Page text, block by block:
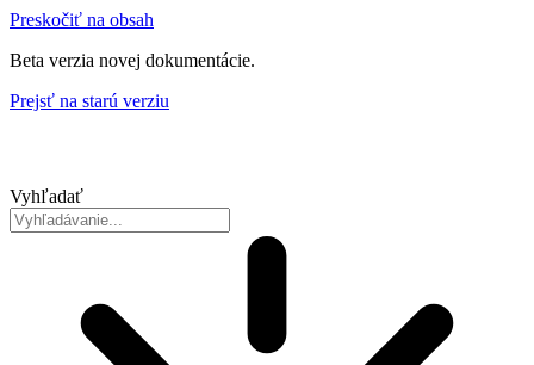
Preskočiť na obsah
Beta verzia novej dokumentácie.
Prejsť na starú verziu
Vyhľadať